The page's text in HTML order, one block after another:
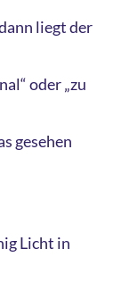
liegt der
oder „zu
gesehen
Licht in